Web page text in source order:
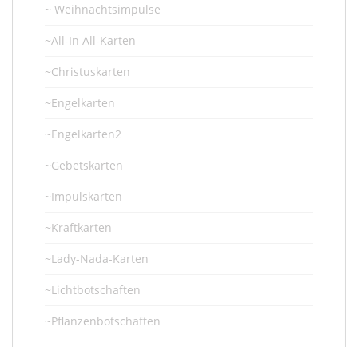
~ Weihnachtsimpulse
~All-In All-Karten
~Christuskarten
~Engelkarten
~Engelkarten2
~Gebetskarten
~Impulskarten
~Kraftkarten
~Lady-Nada-Karten
~Lichtbotschaften
~Pflanzenbotschaften